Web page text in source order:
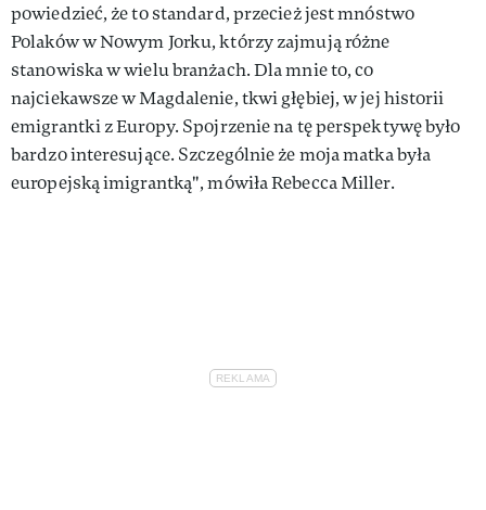
powiedzieć, że to standard, przecież jest mnóstwo
Polaków w Nowym Jorku, którzy zajmują różne
stanowiska w wielu branżach. Dla mnie to, co
najciekawsze w Magdalenie, tkwi głębiej, w jej historii
emigrantki z Europy. Spojrzenie na tę perspektywę było
bardzo interesujące. Szczególnie że moja matka była
europejską imigrantką", mówiła Rebecca Miller.